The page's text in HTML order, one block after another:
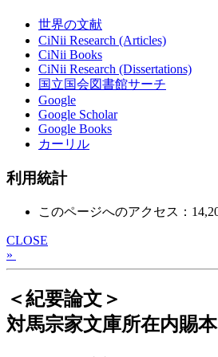
世界の文献
CiNii Research (Articles)
CiNii Books
CiNii Research (Dissertations)
国立国会図書館サーチ
Google
Google Scholar
Google Books
カーリル
利用統計
このページへのアクセス：
CLOSE
»
＜紀要論文＞
対馬宗家文庫所在内賜